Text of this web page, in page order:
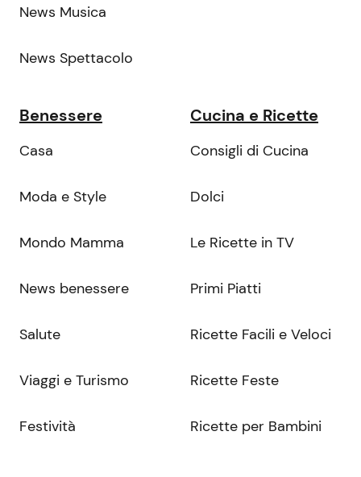
News Musica
News Spettacolo
Benessere
Casa
Moda e Style
Mondo Mamma
News benessere
Salute
Viaggi e Turismo
Festività
Cucina e Ricette
Consigli di Cucina
Dolci
Le Ricette in TV
Primi Piatti
Ricette Facili e Veloci
Ricette Feste
Ricette per Bambini